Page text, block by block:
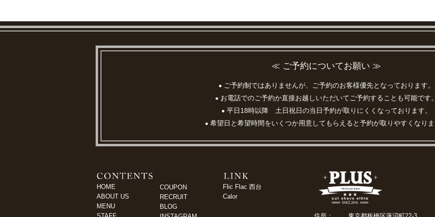
≪ ご予約についてお願い ≫
●ご予約制ではありませんが、ご予約のお客様優先となっております。
●お電話でのご予約か直接お越しいただいてご予約することも可能です
●平日18時以降 土日祝日の当日予約が取りにくくなっております。
●希望日と希望時間をいくつか用意してもらえると予約が取りやすくなり
HOME
ABOUT US
MENU
COUPON
RECRUIT
BLOG
Flic Flac 西台
Calor